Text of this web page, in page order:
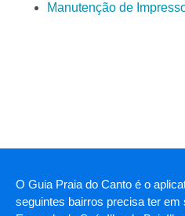
Manutenção de
O Guia Praia do Canto é o
seguintes bairros precisa ter em